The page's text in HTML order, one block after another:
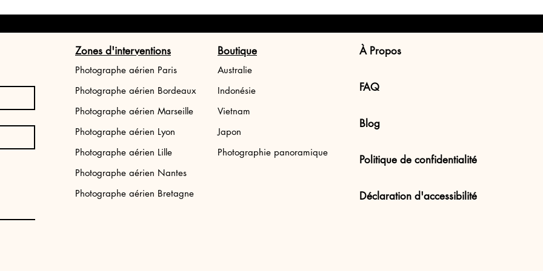
Boutique
Australie
Indonésie
Vietnam
Japon
Photographie panoramique
À Propos
FAQ
Blog
Politique de confidentialité
Déclaration d'accessibilité
Zones d'interventions
Photographe aérien Paris
Photographe aérien Bordeaux
Photographe aérien Marseille
Photographe aérien Lyon
Photographe aérien Lille
Photographe aérien Nantes
Photographe aérien Bretagne